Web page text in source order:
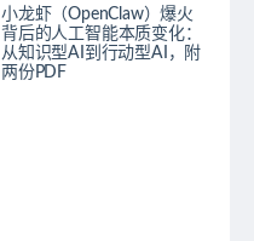
小龙虾（OpenClaw）爆火
背后的人工智能本质变化：
从知识型AI到行动型AI，附
两份PDF